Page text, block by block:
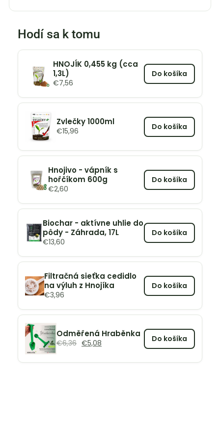
Hodí sa k tomu
HNOJÍK 0,455 kg (cca
1,3L)
€7,56
Do košíka
Zvlečky 1000ml
€15,96 Do košíka
Hnojivo - vápník s
hořčíkom 600g
€2,60
Do košíka
Biochar - aktívne uhlie do
pôdy - Záhrada, 17L
€13,60
Do košíka
Filtračná sieťka cedidlo
na výluh z Hnojíka
€3,96
Do košíka
Odměřená Hraběnka
€6,36 €5,08 Do košíka